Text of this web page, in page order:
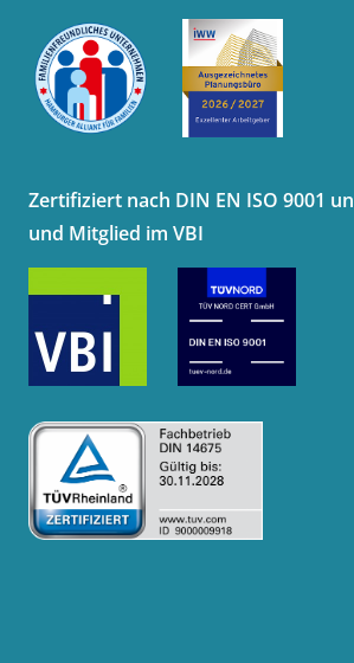
Zertifiziert nach DIN EN ISO 9001
und Mitglied im VBI